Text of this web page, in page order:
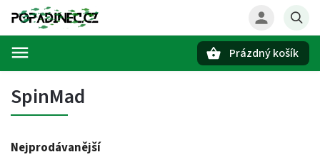
Prázdný košík
SpinMad
Nejprodávanější